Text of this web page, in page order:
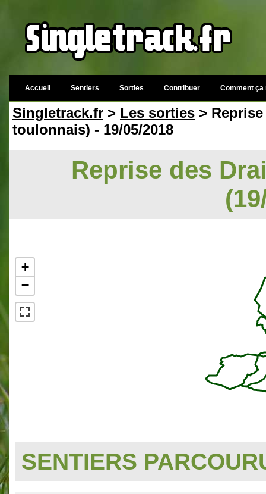
Accueil Sentiers Sorties Contribuer Comment ça
Singletrack.fr > Les sorties >
toulonnais) - 19/05/2018
Reprise des
+
−
SENTIERS